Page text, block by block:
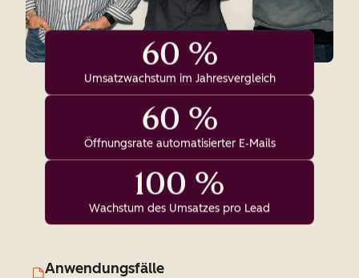
60 %
Umsatzwachstum im Jahresvergleich
60 %
Öffnungsrate automatisierter E‑Mails
100 %
Wachstum des Umsatzes pro Lead
Anwendungsfälle